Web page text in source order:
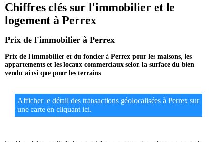
Chiffres clés sur l'immobilier et le
logement à Perrex
Prix de l'immobilier à Perrex
Prix de l'immobilier et du foncier à Perrex pour les maisons, les
appartements et les locaux commerciaux selon la surface du bien
vendu ainsi que pour les terrains
Afficher le détail des transactions géolocalisées à Perrex sur
une carte en cliquant ici.